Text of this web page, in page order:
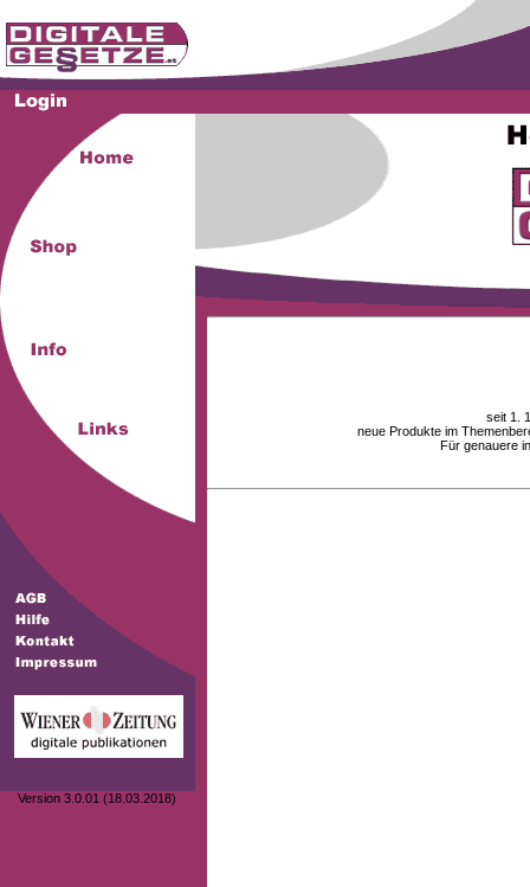
Version 3.0.01 (18.03.2018)
seit 1.
neue Produkte im
Für genauere